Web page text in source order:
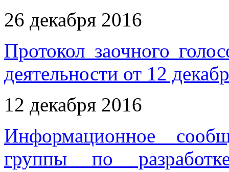
26 декабря 2016
Протокол заочного
деятельности от 12
12 декабря 2016
Информационное
группы по